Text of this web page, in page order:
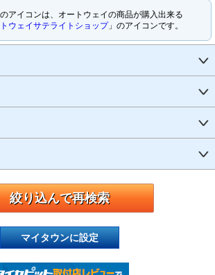
アイコンは、オートウェイの商品が購入出来る
ウェイサテライトショップ」のアイコンです。
マイタウンに設定